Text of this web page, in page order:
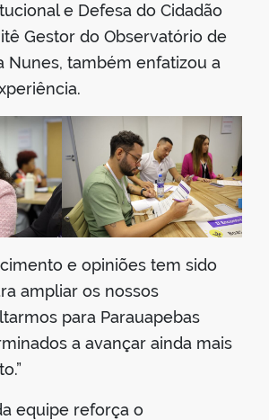
e Defesa do Cidadão
Gestor do Observatório de
Nunes, também enfatizou a
e opiniões tem sido
ampliar os nossos
para Parauapebas
a avançar ainda mais
equipe reforça o